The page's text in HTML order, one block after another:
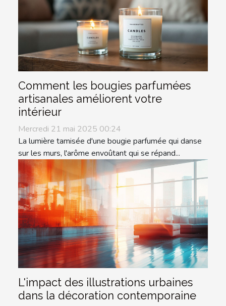
Comment les bougies parfumées
artisanales améliorent votre
intérieur
Mercredi 21 mai 2025 00:24
La lumière tamisée d'une bougie parfumée qui danse
sur les murs, l'arôme envoûtant qui se répand...
L'impact des illustrations urbaines
dans la décoration contemporaine